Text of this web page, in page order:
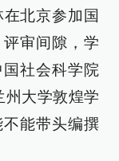
北京参加国
审间隙，学
社会科学院
州大学敦煌学
能带头编撰